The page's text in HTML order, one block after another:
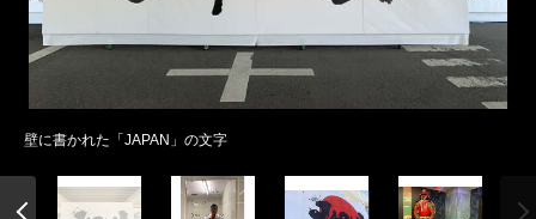
壁に書かれた「JAPAN」の文字